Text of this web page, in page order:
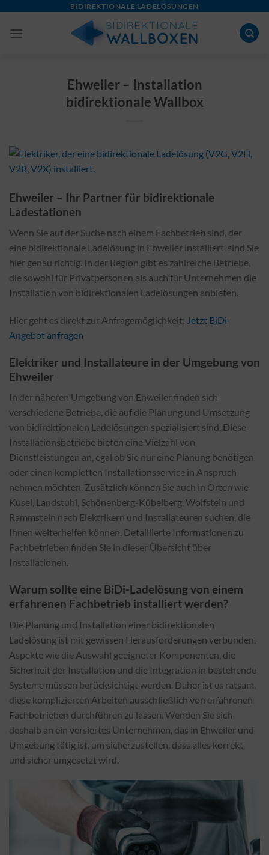
content
BIDIREKTIONALE LADELÖSUNGEN
Ehweiler – Installation
bidirektionale Wallbox
Ehweiler – Ihr Partner für bidirektionale
Ladestationen
Wenn Sie auf der Suche nach einem Fachbetrieb sind, der
eine bidirektionale Ladelösung in Ehweiler installiert, sind Sie
hier genau richtig. In der Region gibt es zahlreiche Betriebe,
die sowohl für Privatpersonen als auch für Unternehmen die
Installation von bidirektionalen Ladelösungen anbieten.
Hier geht es direkt zur Anfragemöglichkeit: Jetzt BiDi-
Angebot anfragen
Elektriker und Installateure in der Umgebung von
Ehweiler
In der näheren Umgebung von Ehweiler finden sich
verschiedene Betriebe, die auf die Planung und Umsetzung
von bidirektionalen Ladelösungen spezialisiert sind. Diese
Installationsbetriebe bieten eine Vielzahl von
Dienstleistungen an, egal ob Sie nur eine Planung benötigen
oder einen kompletten Installationsservice in Anspruch
nehmen möchten. Zusätzlich können Sie auch in Orten wie
Kusel, Landstuhl, Schönenberg-Kübelberg, Wolfstein und
Rammstein nach Elektrikern und Installateuren suchen, die
Ihnen weiterhelfen können. Detaillierte Informationen zu
Fachbetrieben finden Sie in dieser Übersicht über
Installationen.
Warum sollte eine BiDi-Ladelösung von einem
erfahrenen Fachbetrieb installiert werden?
Die Planung und Installation einer bidirektionalen
Ladelösung ist mit gewissen Herausforderungen verbunden.
Aspekte wie die Auswahl geeigneter Komponenten, die
Sicherheit der Installation und die Integration in bestehende
Systeme müssen berücksichtigt werden. Daher ist es ratsam,
diese komplizierten Arbeiten ausschließlich von erfahrenen
Fachbetrieben durchführen zu lassen. Wenden Sie sich
deshalb an ein versiertes Unternehmen, das in Ehweiler und
Umgebung tätig ist, um sicherzustellen, dass alles korrekt
und sicher umgesetzt wird.